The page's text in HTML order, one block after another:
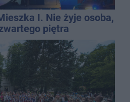
I. Nie żyje osoba,
piętra